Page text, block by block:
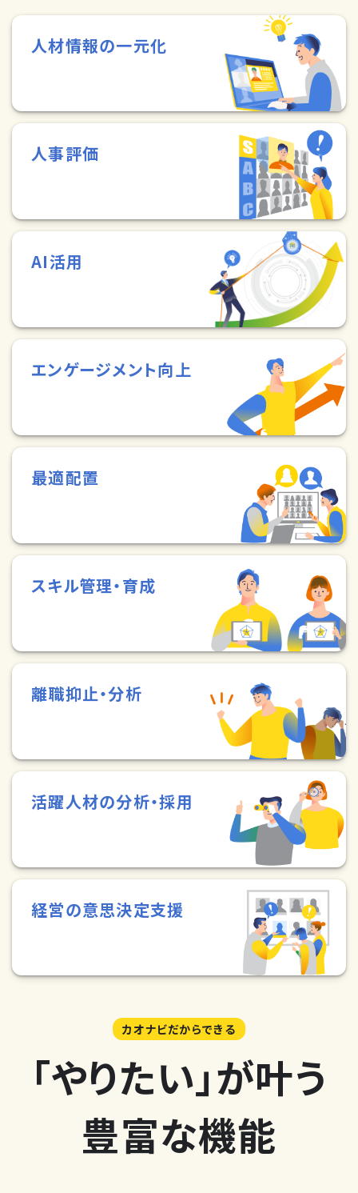
人材情報の一元化
人事評価
AI活用
エンゲージメント向上
最適配置
スキル管理・育成
離職抑止・分析
活躍人材の分析・採用
経営の意思決定支援
カオナビだからできる
「やりたい」が叶う
豊富な機能